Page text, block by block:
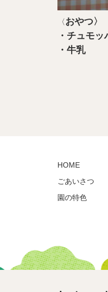
〈おやつ〉
・チュモッ
・牛乳
HOME
ごあいさつ
園の特色